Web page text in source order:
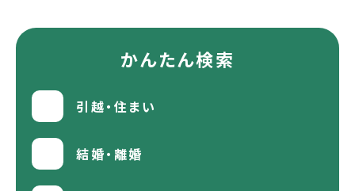
かんたん検索
引越・住まい
結婚・離婚